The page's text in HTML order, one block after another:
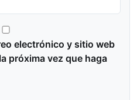
electrónico y sitio web
próxima vez que haga